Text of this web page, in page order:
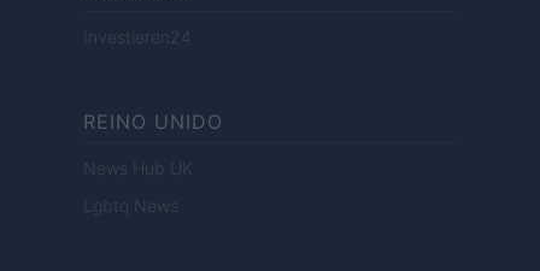
Investieren24
REINO UNIDO
News Hub UK
Lgbtq News